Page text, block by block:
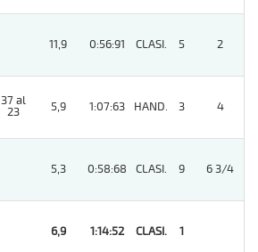
11,9 0:56:91 CLASI. 5 2
37 al
23
5,9 1:07:63 HAND. 3 4
5,3 0:58:68 CLASI. 9 6 3/4
6,9 1:14:52 CLASI. 1